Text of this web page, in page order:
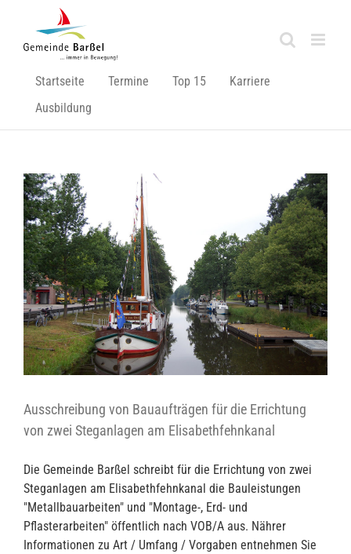
springen
Startseite Termine Top 15
Karriere
Ausbildung
Ausschreibung von Bauaufträgen für die Errichtung
von zwei Steganlagen am Elisabethfehnkanal
Die Gemeinde Barßel schreibt für die Errichtung von zwei
Steganlagen am Elisabethfehnkanal die Bauleistungen
"Metallbauarbeiten" und "Montage-, Erd- und
Pflasterarbeiten" öffentlich nach VOB/A aus. Nährer
Informationen zu Art / Umfang / Vorgaben entnehmen Sie